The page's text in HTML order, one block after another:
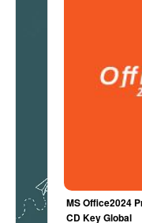
MS Office2024
CD Key Global